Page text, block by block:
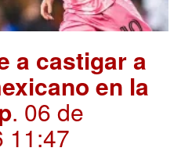
a castigar a
en la
. 06 de
11:47